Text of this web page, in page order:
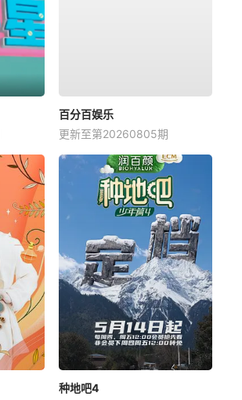
百分百娱乐
更新至第20260805期
种地吧4